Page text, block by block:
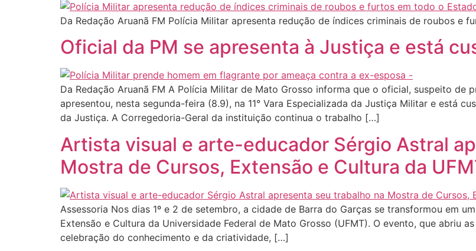
Da Redação Aruanã FM Polícia Militar apresenta redução de índices criminais de roubos e
Oficial da PM se apresenta à Justiça e está
Da Redação Aruanã FM A Polícia Militar de Mato Grosso informa que o oficial, suspeito de
apresentou, nesta segunda-feira (8.9), na 11° Vara Especializada da Justiça Militar e está
da Justiça. A Corregedoria-Geral da instituição continua o trabalho […]
Artista visual e arte-educador Sérgio Astral
Mostra de Cursos, Extensão e Cultura da
Assessoria Nos dias 1º e 2 de setembro, a cidade de Barra do Garças se transformou em
Extensão e Cultura da Universidade Federal de Mato Grosso (UFMT). O evento, que abriu
celebração do conhecimento e da criatividade, […]